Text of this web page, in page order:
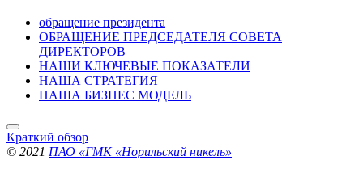
обращение президента
ОБРАЩЕНИЕ ПРЕДСЕДАТЕЛЯ СОВЕТА
ДИРЕКТОРОВ
НАШИ КЛЮЧЕВЫЕ ПОКАЗАТЕЛИ
НАША СТРАТЕГИЯ
НАША БИЗНЕС МОДЕЛЬ
Краткий обзор
© 2021 ПАО «ГМК «Норильский никель»